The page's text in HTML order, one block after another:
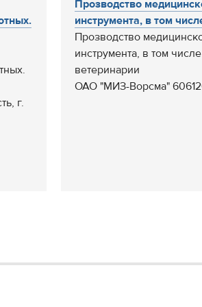
г.
Прозводство
инструмента, в том
Прозводство
инструмента, в том
ветеринарии
ОАО "МИЗ-Ворсма"